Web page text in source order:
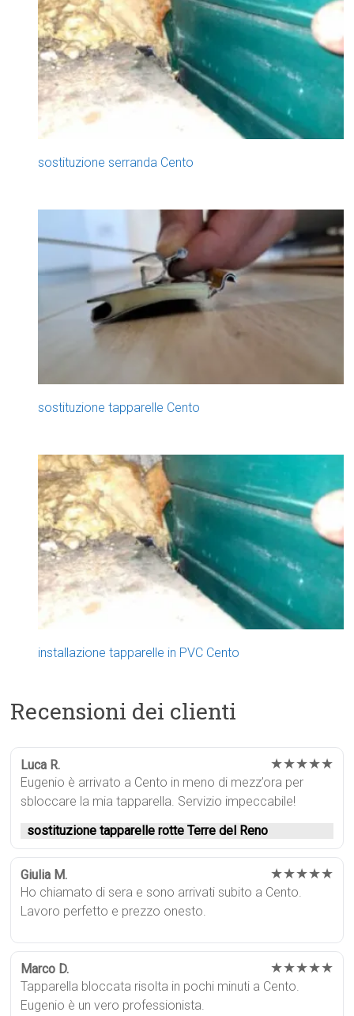
sostituzione serranda Cento
sostituzione tapparelle Cento
installazione tapparelle in PVC Cento
Recensioni dei clienti
Luca R. ★★★★★
Eugenio è arrivato a Cento in meno di mezz’ora per
sbloccare la mia tapparella. Servizio impeccabile!
sostituzione tapparelle rotte Terre del Reno
Giulia M. ★★★★★
Ho chiamato di sera e sono arrivati subito a Cento.
Lavoro perfetto e prezzo onesto.
Marco D. ★★★★★
Tapparella bloccata risolta in pochi minuti a Cento.
Eugenio è un vero professionista.